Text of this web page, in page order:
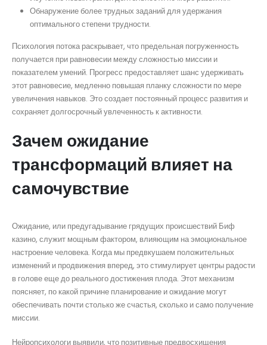
Обнаружение более трудных заданий для удержания
оптимального степени трудности.
Психология потока раскрывает, что предельная погруженность
получается при равновесии между сложностью миссии и
показателем умений. Прогресс предоставляет шанс удерживать
этот равновесие, медленно повышая планку сложности по мере
увеличения навыков. Это создает постоянный процесс развития и
сохраняет долгосрочный увлеченность к активности.
Зачем ожидание
трансформаций влияет на
самочувствие
Ожидание, или предугадывание грядущих происшествий Биф
казино, служит мощным фактором, влияющим на эмоциональное
настроение человека. Когда мы предвкушаем положительных
изменений и продвижения вперед, это стимулирует центры радости
в голове еще до реального достижения плода. Этот механизм
поясняет, по какой причине планирование и ожидание могут
обеспечивать почти столько же счастья, сколько и само получение
миссии.
Нейропсихологи выявили, что позитивные предвосхищения